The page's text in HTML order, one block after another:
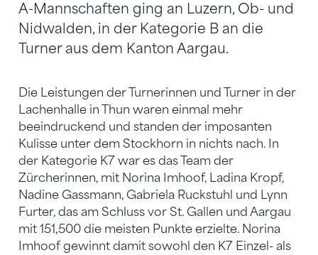
A-Mannschaften ging an Luzern, Ob- und
Nidwalden, in der Kategorie B an die
Turner aus dem Kanton Aargau.
Die Leistungen der Turnerinnen und Turner in der
Lachenhalle in Thun waren einmal mehr
beeindruckend und standen der imposanten
Kulisse unter dem Stockhorn in nichts nach. In
der Kategorie K7 war es das Team der
Zürcherinnen, mit Norina Imhoof, Ladina Kropf,
Nadine Gassmann, Gabriela Ruckstuhl und Lynn
Furter, das am Schluss vor St. Gallen und Aargau
mit 151,500 die meisten Punkte erzielte. Norina
Imhoof gewinnt damit sowohl den K7 Einzel- als